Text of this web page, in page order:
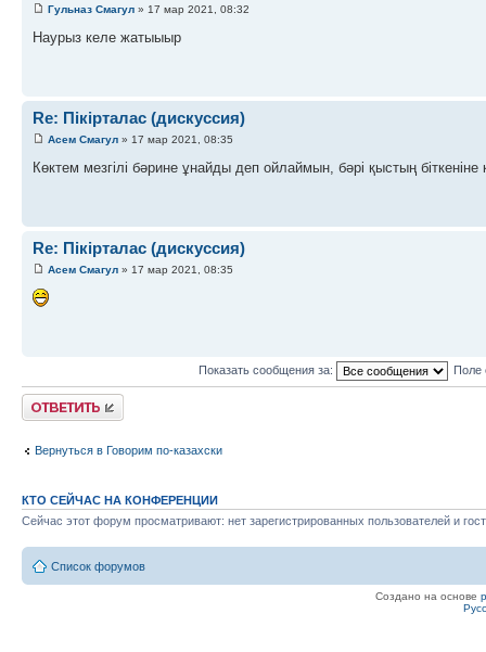
Гульназ Смагул » 17 мар 2021, 08:32
Наурыз келе жатыыыр
Re: Пікірталас (дискуссия)
Асем Смагул » 17 мар 2021, 08:35
Көктем мезгілі бәрине ұнайды деп ойлаймын, бәрі қыстың біткеніне
Re: Пікірталас (дискуссия)
Асем Смагул » 17 мар 2021, 08:35
Показать сообщения за: Поле
Ответить
Вернуться в Говорим по-казахски
КТО СЕЙЧАС НА КОНФЕРЕНЦИИ
Сейчас этот форум просматривают: нет зарегистрированных пользователей и
Список форумов
Создано на основе